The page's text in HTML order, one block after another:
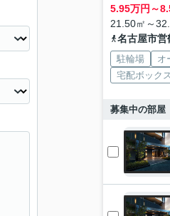
5.95万円～
21.50㎡～
名古屋市営
駐輪場 オ
宅配ボックス
募集中の部屋